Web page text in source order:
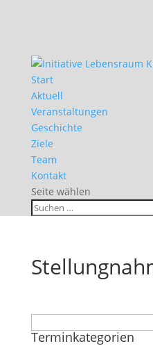
Start
Aktuell
Veranstaltungen
Geschichte
Ziele
Team
Kontakt
Seite wählen
nach:
Terminkategorien